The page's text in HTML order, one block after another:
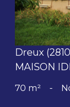
Dreux
MAISON
70 m² -